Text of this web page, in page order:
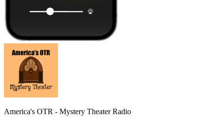
America's OTR - Mystery Theater Radio